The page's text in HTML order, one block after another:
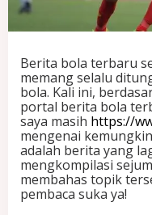
n
i
n
a
n
P
e
m
a
i
Berita bola terbaru
memang selalu
bola. Kali ini,
portal berita bola
saya masih https://
mengenai
adalah berita yang
mengkompilasi
membahas topik
pembaca suka ya!